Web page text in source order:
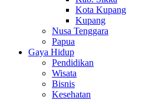
Kota Kupang
Kupang
Nusa Tenggara
Papua
Gaya Hidup
Pendidikan
Wisata
Bisnis
Kesehatan